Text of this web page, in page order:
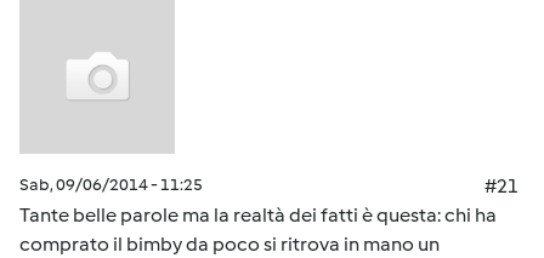
Sab, 09/06/2014 - 11:25
#21
Tante belle parole ma la realtà dei fatti è questa: chi ha
comprato il bimby da poco si ritrova in mano un